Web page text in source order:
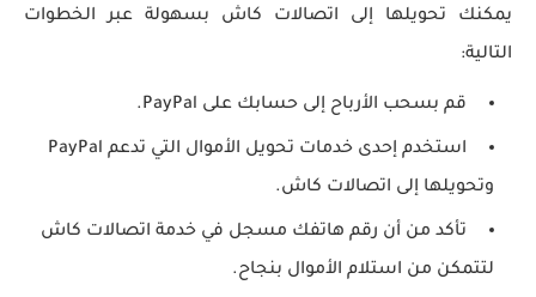
يمكنك تحويلها إلى اتصالات كاش بسهولة عبر الخطوات
التالية:
قم بسحب الأرباح إلى حسابك على PayPal.
استخدم إحدى خدمات تحويل الأموال التي تدعم PayPal
وتحويلها إلى اتصالات كاش.
تأكد من أن رقم هاتفك مسجل في خدمة اتصالات كاش
لتتمكن من استلام الأموال بنجاح.